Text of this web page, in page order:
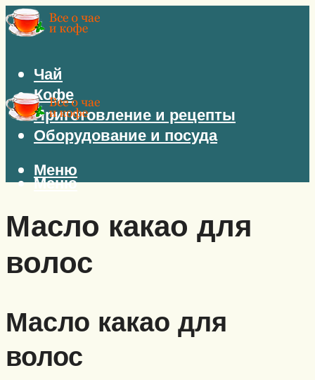
Чай
Кофе
Приготовление и рецепты
Оборудование и посуда
Меню
Меню
Масло какао для
волос
Масло какао для
волос